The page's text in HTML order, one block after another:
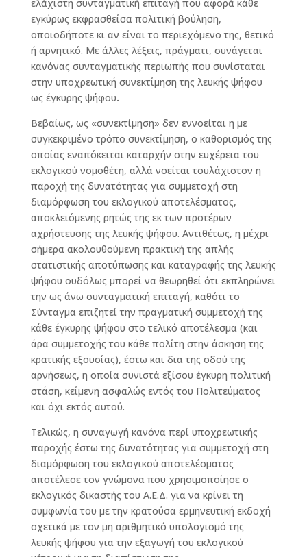
ελάχιστη συνταγματική επιταγή που αφορά κάθε
εγκύρως εκφρασθείσα πολιτική βούληση,
οποιοδήποτε κι αν είναι το περιεχόμενο της, θετικό
ή αρνητικό. Με άλλες λέξεις, πράγματι, συνάγεται
κανόνας συνταγματικής περιωπής που συνίσταται
στην υποχρεωτική συνεκτίμηση της λευκής ψήφου
ως έγκυρης ψήφου.
Βεβαίως, ως «συνεκτίμηση» δεν εννοείται η με
συγκεκριμένο τρόπο συνεκτίμηση, ο καθορισμός της
οποίας εναπόκειται καταρχήν στην ευχέρεια του
εκλογικού νομοθέτη, αλλά νοείται τουλάχιστον η
παροχή της δυνατότητας για συμμετοχή στη
διαμόρφωση του εκλογικού αποτελέσματος,
αποκλειόμενης ρητώς της εκ των προτέρων
αχρήστευσης της λευκής ψήφου. Αντιθέτως, η μέχρι
σήμερα ακολουθούμενη πρακτική της απλής
στατιστικής αποτύπωσης και καταγραφής της λευκής
ψήφου ουδόλως μπορεί να θεωρηθεί ότι εκπληρώνει
την ως άνω συνταγματική επιταγή, καθότι το
Σύνταγμα επιζητεί την πραγματική συμμετοχή της
κάθε έγκυρης ψήφου στο τελικό αποτέλεσμα (και
άρα συμμετοχής του κάθε πολίτη στην άσκηση της
κρατικής εξουσίας), έστω και δια της οδού της
αρνήσεως, η οποία συνιστά εξίσου έγκυρη πολιτική
στάση, κείμενη ασφαλώς εντός του Πολιτεύματος
και όχι εκτός αυτού.
Τελικώς, η συναγωγή κανόνα περί υποχρεωτικής
παροχής έστω της δυνατότητας για συμμετοχή στη
διαμόρφωση του εκλογικού αποτελέσματος
αποτέλεσε τον γνώμονα που χρησιμοποίησε ο
εκλογικός δικαστής του Α.Ε.Δ. για να κρίνει τη
συμφωνία του με την κρατούσα ερμηνευτική εκδοχή
σχετικά με τον μη αριθμητικό υπολογισμό της
λευκής ψήφου για την εξαγωγή του εκλογικού